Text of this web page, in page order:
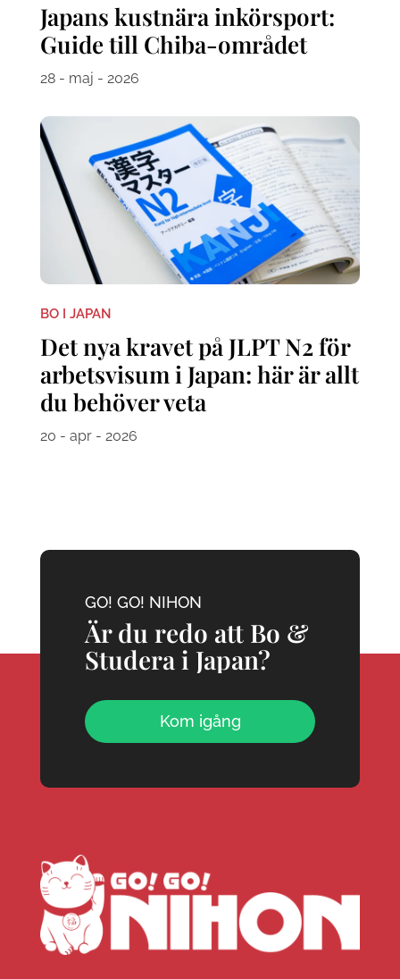
Japans kustnära inkörsport:
Guide till Chiba-området
28 - maj - 2026
BO I JAPAN
Det nya kravet på JLPT N2 för
arbetsvisum i Japan: här är allt
du behöver veta
20 - apr - 2026
GO! GO! NIHON
Är du redo att Bo &
Studera i Japan?
Kom igång